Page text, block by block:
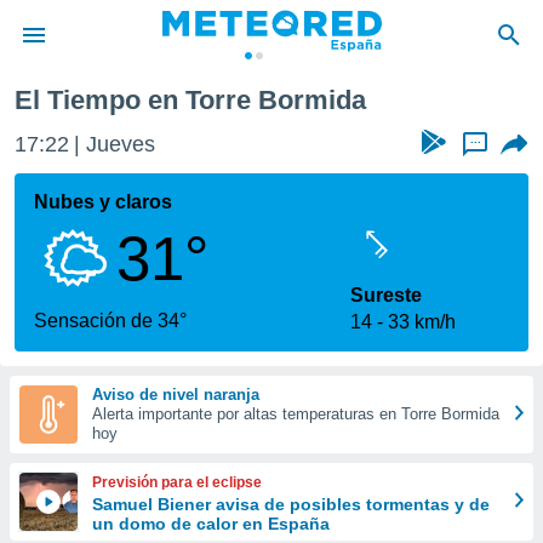
de
por
que se
calidad.
a este
las
y
forma
digital
basada
El Tiempo en Torre Bormida
17:22 Jueves ...
Nubes y claros
31°
Sensación de 34°
Sureste
14
33 km/h
Aviso de nivel naranja
Alerta importante por altas temperaturas en Torre Bormida
hoy
Previsión para el eclipse
Samuel Biener avisa de posibles tormentas y de
un domo de calor en España